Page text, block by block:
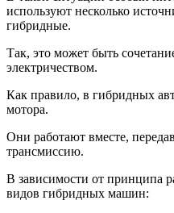
используют несколько
гибридные.
Так, это может быть
электричеством.
Как правило, в гибридных
мотора.
Они работают вместе,
трансмиссию.
В зависимости от принципа
видов гибридных машин: